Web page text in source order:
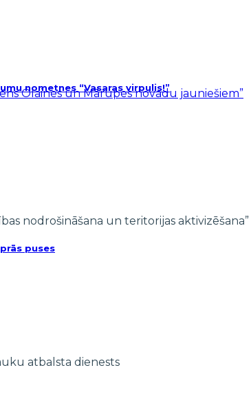
nometnes “Vasaras virpulis!”
puses
Olaines un Mārupes novadu jauniešiem”
nodrošināšana un teritorijas
atbalsta dienests